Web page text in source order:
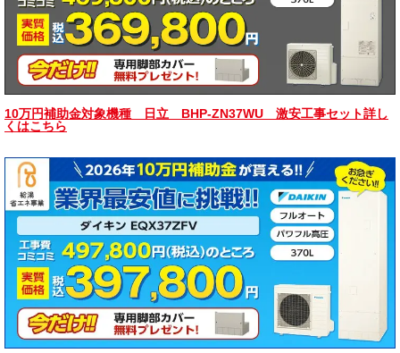
10万円補助金対象機種 日立 BHP-ZN37WU 激安工事セット詳し
くはこちら